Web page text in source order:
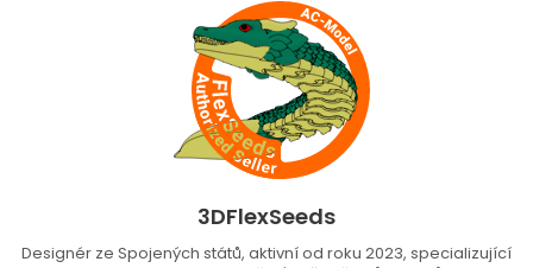
3DFlexSeeds
Designér ze Spojených států, aktivní od roku 2023, specializující